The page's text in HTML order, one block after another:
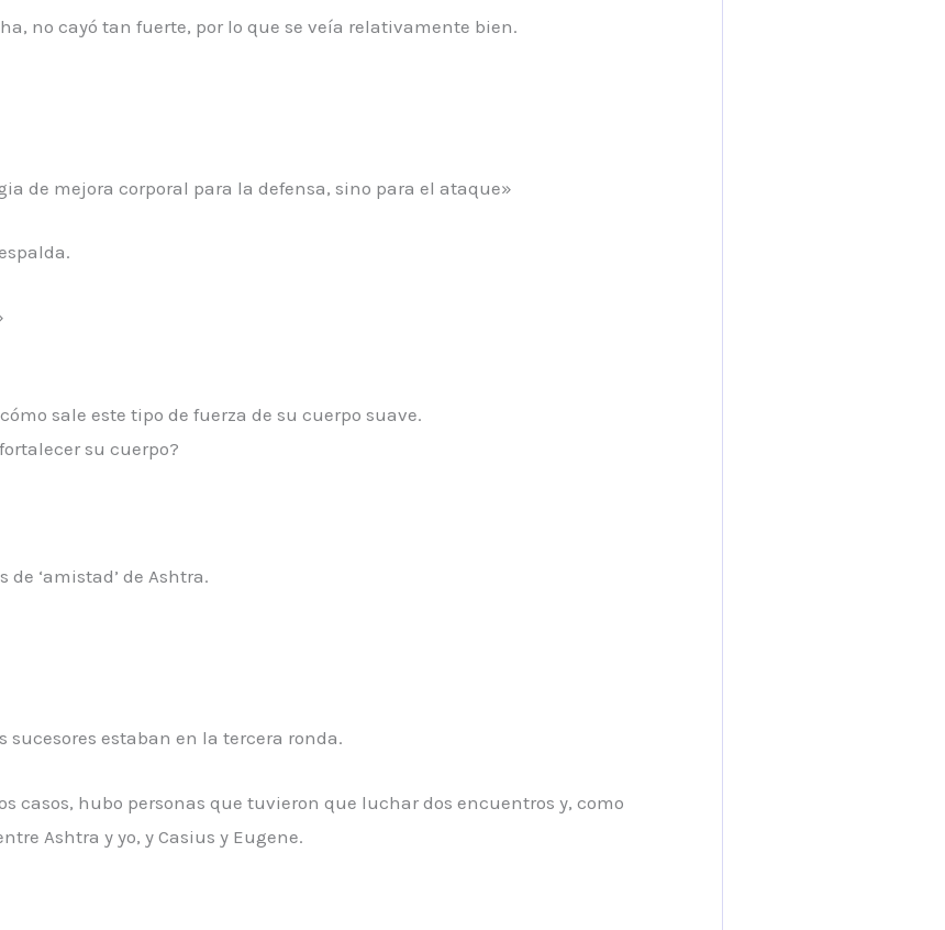
no cayó tan fuerte, por lo que se veía relativamente bien.
de mejora corporal para la defensa, sino para el ataque»
sale este tipo de fuerza de su cuerpo suave.
su cuerpo?
‘amistad’ de Ashtra.
estaban en la tercera ronda.
casos, hubo personas que tuvieron que luchar dos encuentros y, como
Ashtra y yo, y Casius y Eugene.